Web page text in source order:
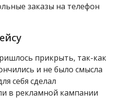
заказы на телефон
прикрыть, так-как
и не было смысла
себя сделал
в рекламной кампании